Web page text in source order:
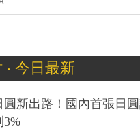
‧ 今日最新
圓新出路！國內首張日
3%